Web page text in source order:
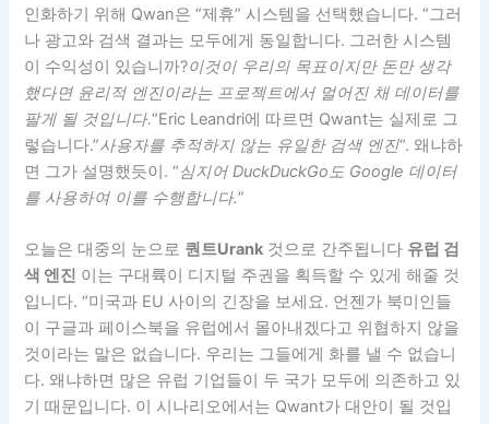
인화하기 위해 Qwan은 “제휴” 시스템을 선택했습니다. “그러
나 광고와 검색 결과는 모두에게 동일합니다. 그러한 시스템
이 수익성이 있습니까?이것이 우리의 목표이지만 돈만 생각
했다면 윤리적 엔진이라는 프로젝트에서 멀어진 채 데이터를
팔게 될 것입니다.“Eric Leandri에 따르면 Qwant는 실제로 그
렇습니다.”사용자를 추적하지 않는 유일한 검색 엔진“. 왜냐하
면 그가 설명했듯이. “심지어 DuckDuckGo도 Google 데이터
를 사용하여 이를 수행합니다.”
오늘은 대중의 눈으로 퀀트Urank 것으로 간주됩니다 유럽 ​​검
색 엔진 이는 구대륙이 디지털 주권을 획득할 수 있게 해줄 것
입니다. “미국과 EU 사이의 긴장을 보세요. 언젠가 북미인들
이 구글과 페이스북을 유럽에서 몰아내겠다고 위협하지 않을
것이라는 말은 없습니다. 우리는 그들에게 화를 낼 수 없습니
다. 왜냐하면 많은 유럽 기업들이 두 국가 모두에 의존하고 있
기 때문입니다. 이 시나리오에서는 Qwant가 대안이 될 것입